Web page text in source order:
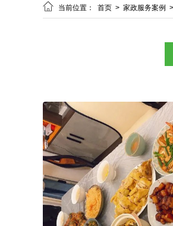
 当前位置： 首页 > 家政服务案例 >